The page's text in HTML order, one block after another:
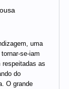
uma
se-iam
as
do
O grande